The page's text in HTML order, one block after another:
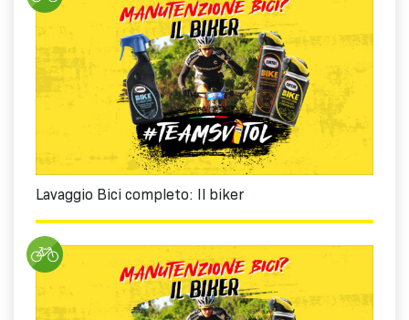
Lavaggio Bici completo: Il biker